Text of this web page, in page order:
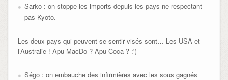
Sarko : on stoppe les imports depuis les pays ne respectant
pas Kyoto.
Les deux pays qui peuvent se sentir visés sont… Les USA et
l’Australie ! Apu MacDo ? Apu Coca ? :'(
Ségo : on embauche des infirmières avec les sous gagnés